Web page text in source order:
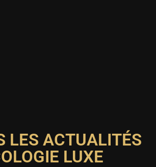
LES ACTUALITÉS
LUXE